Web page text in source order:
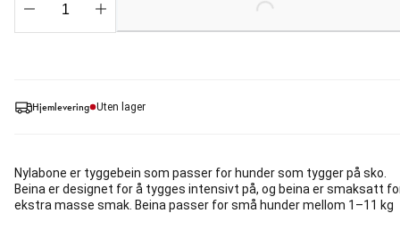
Hjemlevering Uten lager
Nylabone er tyggebein som passer for hunder som tygger på sko.
Beina er designet for å tygges intensivt på, og beina er smaksatt
ekstra masse smak. Beina passer for små hunder mellom 1–11 kg
Loading...